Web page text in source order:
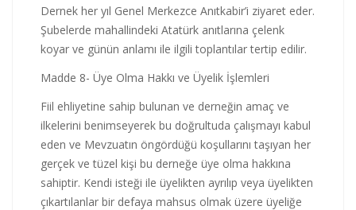
Dernek her yıl Genel Merkezce Anıtkabir’i ziyaret eder.
Şubelerde mahallindeki Atatürk anıtlarına çelenk
koyar ve günün anlamı ile ilgili toplantılar tertip edilir.
Madde 8- Üye Olma Hakkı ve Üyelik İşlemleri
Fiil ehliyetine sahip bulunan ve derneğin amaç ve
ilkelerini benimseyerek bu doğrultuda çalışmayı kabul
eden ve Mevzuatın öngördüğü koşullarını taşıyan her
gerçek ve tüzel kişi bu derneğe üye olma hakkına
sahiptir. Kendi isteği ile üyelikten ayrılıp veya üyelikten
çıkartılanlar bir defaya mahsus olmak üzere üyeliğe